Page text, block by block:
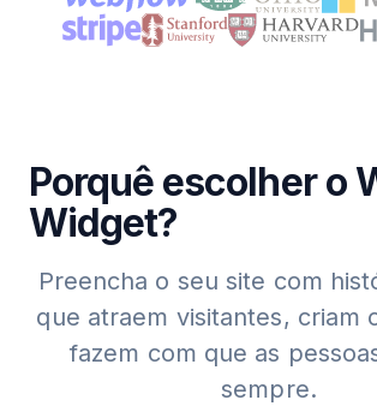
Porquê escolher o
Widget?
Preencha o seu site com
que atraem visitantes, criam
fazem com que as
sempre.